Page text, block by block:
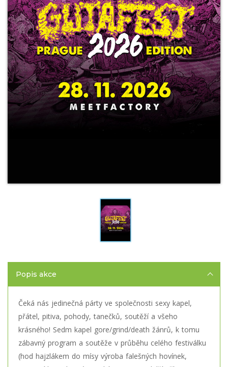
Popis akce
Čeká nás jedinečná párty ve společnosti sexy kapel,
přátel, pitiva, pohody, tanečků, soutěží a všeho
krásného! Sedm kapel gore/grind/death žánrů, k tomu
zábavný program a soutěže v průběhu celého festiválku
(hod hajzlákem do mísy výroba falešných hovínek,